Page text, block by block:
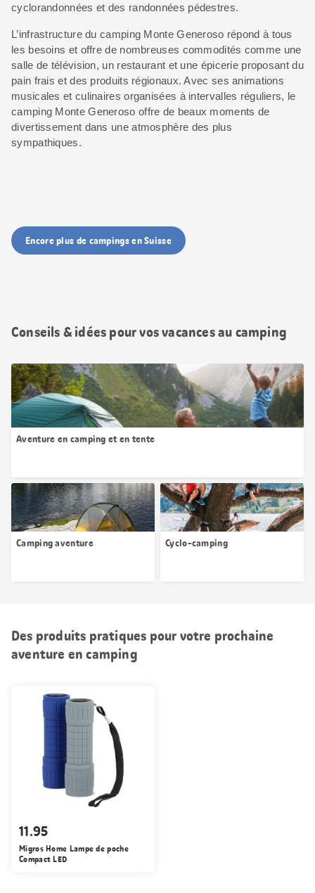
cyclorandonnées et des randonnées pédestres.
L’infrastructure du camping Monte Generoso répond à tous
les besoins et offre de nombreuses commodités comme une
salle de télévision, un restaurant et une épicerie proposant du
pain frais et des produits régionaux. Avec ses animations
musicales et culinaires organisées à intervalles réguliers, le
camping Monte Generoso offre de beaux moments de
divertissement dans une atmosphère des plus
sympathiques.
Encore plus de campings en Suisse
Conseils & idées pour vos vacances au camping
Aventure en camping et en tente
Camping aventure Cyclo-camping
Des produits pratiques pour votre prochaine
aventure en camping
11.95
Migros Home Lampe de poche
Compact LED